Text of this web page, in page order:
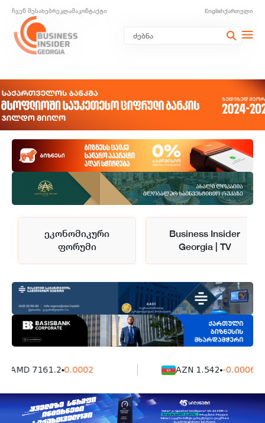
ჩვენ შესახებრეკლამაკონტაქტი Englishქართული
ეკონომიკური
ფორუმი
Business Insider
Georgia | TV
AMD 7161.2 0.0002 AZN 1.542 -0.0006